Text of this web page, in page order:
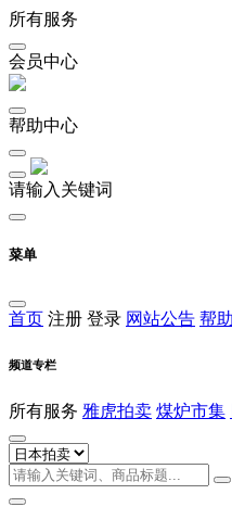
所有服务
会员中心
帮助中心
请输入关键词
菜单
首页 注册 登录 网站公告 帮
频道专栏
所有服务 雅虎拍卖 煤炉市集